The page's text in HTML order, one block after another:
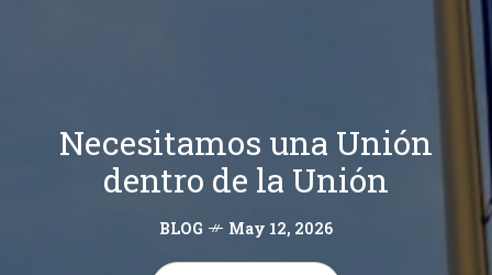
Necesitamos una Unión
dentro de la Unión
BLOG May 12, 2026